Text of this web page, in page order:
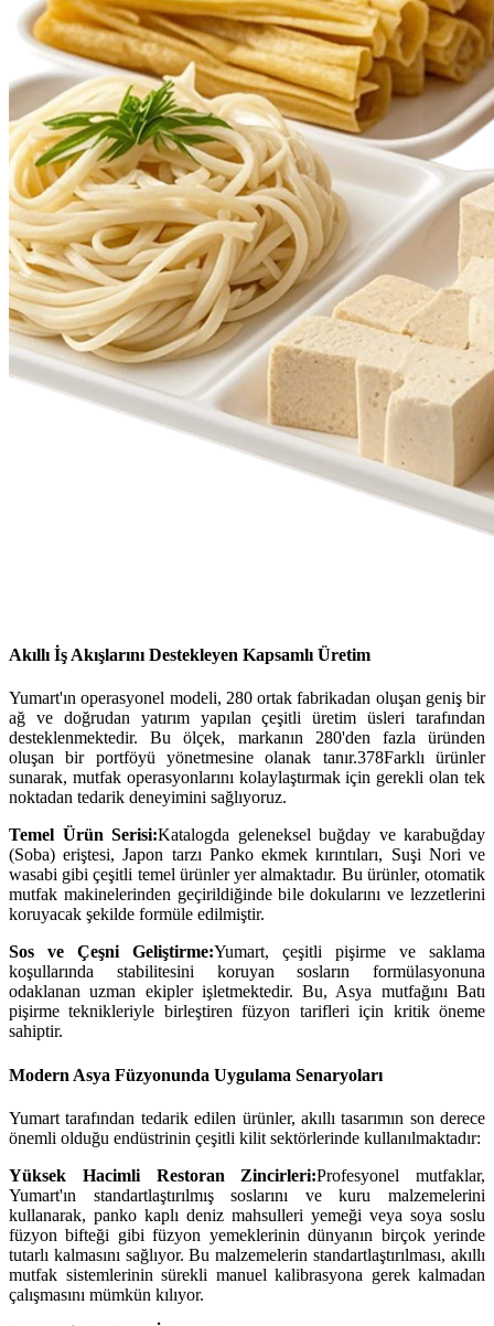
Akıllı İş Akışlarını Destekleyen Kapsamlı Üretim
Yumart'ın operasyonel modeli, 280 ortak fabrikadan oluşan geniş bir
ağ ve doğrudan yatırım yapılan çeşitli üretim üsleri tarafından
desteklenmektedir. Bu ölçek, markanın 280'den fazla üründen
oluşan bir portföyü yönetmesine olanak tanır.378Farklı ürünler
sunarak, mutfak operasyonlarını kolaylaştırmak için gerekli olan tek
noktadan tedarik deneyimini sağlıyoruz.
Temel Ürün Serisi:Katalogda geleneksel buğday ve karabuğday
(Soba) eriştesi, Japon tarzı Panko ekmek kırıntıları, Suşi Nori ve
wasabi gibi çeşitli temel ürünler yer almaktadır. Bu ürünler, otomatik
mutfak makinelerinden geçirildiğinde bile dokularını ve lezzetlerini
koruyacak şekilde formüle edilmiştir.
Sos ve Çeşni Geliştirme:Yumart, çeşitli pişirme ve saklama
koşullarında stabilitesini koruyan sosların formülasyonuna
odaklanan uzman ekipler işletmektedir. Bu, Asya mutfağını Batı
pişirme teknikleriyle birleştiren füzyon tarifleri için kritik öneme
sahiptir.
Modern Asya Füzyonunda Uygulama Senaryoları
Yumart tarafından tedarik edilen ürünler, akıllı tasarımın son derece
önemli olduğu endüstrinin çeşitli kilit sektörlerinde kullanılmaktadır:
Yüksek Hacimli Restoran Zincirleri:Profesyonel mutfaklar,
Yumart'ın standartlaştırılmış soslarını ve kuru malzemelerini
kullanarak, panko kaplı deniz mahsulleri yemeği veya soya soslu
füzyon bifteği gibi füzyon yemeklerinin dünyanın birçok yerinde
tutarlı kalmasını sağlıyor. Bu malzemelerin standartlaştırılması, akıllı
mutfak sistemlerinin sürekli manuel kalibrasyona gerek kalmadan
çalışmasını mümkün kılıyor.